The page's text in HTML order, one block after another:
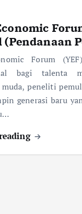
(Pendanaan
Forum
bagi talenta
peneliti
generasi baru